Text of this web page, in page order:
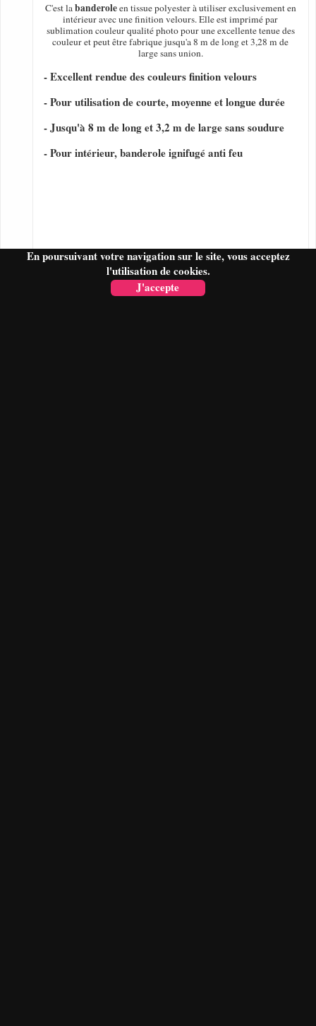
En poursuivant votre navigation sur le site, vous acceptez
l'utilisation de cookies.
J'accepte
C'est labanderoleen tissue polyester à utiliser exclusivement en
intérieur avec une finition velours. Elle est imprimé par
sublimation couleur qualité photo pour une excellente tenue des
couleur et peut être fabrique jusqu'a 8 m de long et 3,28 m de
large sans union.
- Excellent rendue des couleurs finition velours
- Pour utilisation de courte, moyenne et longue durée
- Jusqu'à 8 m de long et 3,2 m de large sans soudure
- Pour intérieur, banderole ignifugé anti feu